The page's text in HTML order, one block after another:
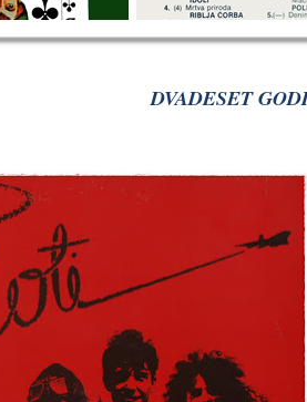
DVADESET